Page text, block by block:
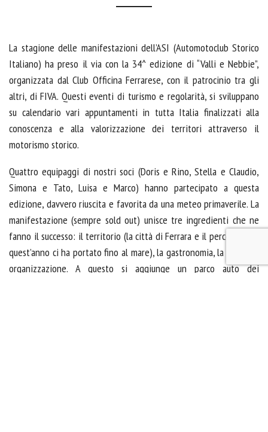
La stagione delle manifestazioni dell’ASI (Automotoclub Storico
Italiano) ha preso il via con la 34^ edizione di “Valli e Nebbie”,
organizzata dal Club Officina Ferrarese, con il patrocinio tra gli
altri, di FIVA. Questi eventi di turismo e regolarità, si sviluppano
su calendario vari appuntamenti in tutta Italia finalizzati alla
conoscenza e alla valorizzazione dei territori attraverso il
motorismo storico.
Quattro equipaggi di nostri soci (Doris e Rino, Stella e Claudio,
Simona e Tato, Luisa e Marco) hanno partecipato a questa
edizione, davvero riuscita e favorita da una meteo primaverile. La
manifestazione (sempre sold out) unisce tre ingredienti che ne
fanno il successo: il territorio (la città di Ferrara e il percorso, che
quest’anno ci ha portato fino al mare), la gastronomia, la perfetta
organizzazione. A questo si aggiunge un parco auto dei